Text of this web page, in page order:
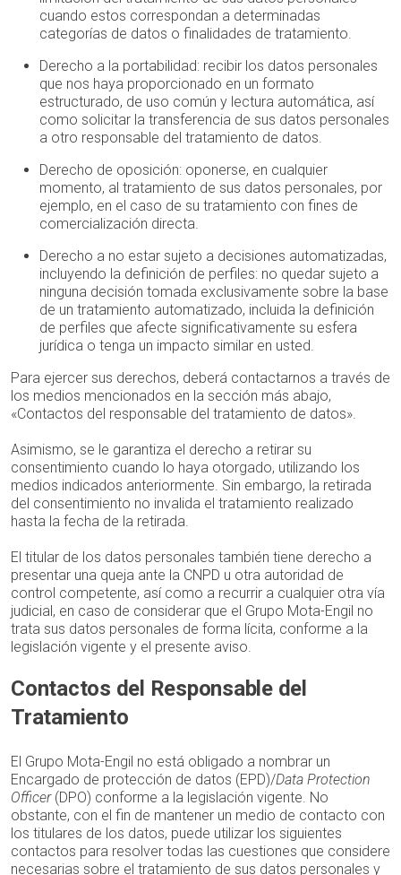
cuando estos correspondan a determinadas
categorías de datos o finalidades de tratamiento.
Derecho a la portabilidad: recibir los datos personales
que nos haya proporcionado en un formato
estructurado, de uso común y lectura automática, así
como solicitar la transferencia de sus datos personales
a otro responsable del tratamiento de datos.
Derecho de oposición: oponerse, en cualquier
momento, al tratamiento de sus datos personales, por
ejemplo, en el caso de su tratamiento con fines de
comercialización directa.
Derecho a no estar sujeto a decisiones automatizadas,
incluyendo la definición de perfiles: no quedar sujeto a
ninguna decisión tomada exclusivamente sobre la base
de un tratamiento automatizado, incluida la definición
de perfiles que afecte significativamente su esfera
jurídica o tenga un impacto similar en usted.
Para ejercer sus derechos, deberá contactarnos a través de
los medios mencionados en la sección más abajo,
«Contactos del responsable del tratamiento de datos».
Asimismo, se le garantiza el derecho a retirar su
consentimiento cuando lo haya otorgado, utilizando los
medios indicados anteriormente. Sin embargo, la retirada
del consentimiento no invalida el tratamiento realizado
hasta la fecha de la retirada.
El titular de los datos personales también tiene derecho a
presentar una queja ante la CNPD u otra autoridad de
control competente, así como a recurrir a cualquier otra vía
judicial, en caso de considerar que el Grupo Mota-Engil no
trata sus datos personales de forma lícita, conforme a la
legislación vigente y el presente aviso.
Contactos del Responsable del
Tratamiento
El Grupo Mota-Engil no está obligado a nombrar un
Encargado de protección de datos (EPD)/Data Protection
Officer(DPO) conforme a la legislación vigente. No
obstante, con el fin de mantener un medio de contacto con
los titulares de los datos, puede utilizar los siguientes
contactos para resolver todas las cuestiones que considere
necesarias sobre el tratamiento de sus datos personales y